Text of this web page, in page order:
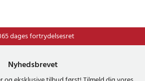
dages fortrydelsesret
betaling med mobilepay og dankort
Nyhedsbrevet